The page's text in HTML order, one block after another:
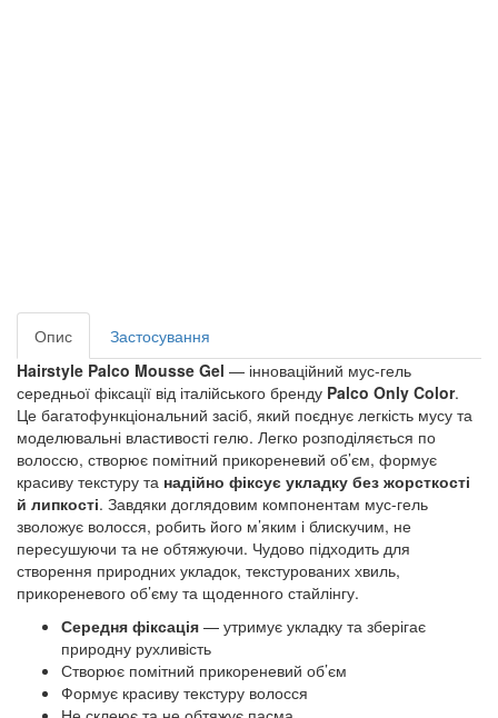
Опис
Застосування
Hairstyle Palco Mousse Gel — інноваційний мус-гель
середньої фіксації від італійського бренду Palco Only Color.
Це багатофункціональний засіб, який поєднує легкість мусу та
моделювальні властивості гелю. Легко розподіляється по
волоссю, створює помітний прикореневий об’єм, формує
красиву текстуру та надійно фіксує укладку без жорсткості
й липкості. Завдяки доглядовим компонентам мус-гель
зволожує волосся, робить його м’яким і блискучим, не
пересушуючи та не обтяжуючи. Чудово підходить для
створення природних укладок, текстурованих хвиль,
прикореневого об’єму та щоденного стайлінгу.
Середня фіксація — утримує укладку та зберігає
природну рухливість
Створює помітний прикореневий об’єм
Формує красиву текстуру волосся